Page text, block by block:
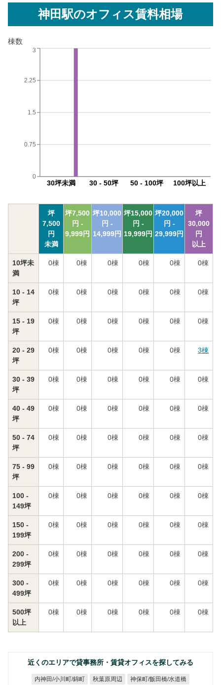
神田駅のオフィス賃料相場
棟数
30坪未満 30 - 50坪 50 - 100坪 100坪以上
0
0.75
1.5
2.25
3
坪
7,500
円
未満
坪7,500
円 -
9,999円
坪10,000
円 -
14,999円
坪15,000
円 -
19,999円
坪20,000
円 -
29,999円
坪
30,000
円
以上
10坪未
満
0棟 0棟 0棟 0棟 0棟 0棟
10 - 14
坪
0棟 0棟 0棟 0棟 0棟 0棟
15 - 19
坪
0棟 0棟 0棟 0棟 0棟 0棟
20 - 29
坪
0棟 0棟 0棟 0棟 0棟 3棟
30 - 39
坪
0棟 0棟 0棟 0棟 0棟 0棟
40 - 49
坪
0棟 0棟 0棟 0棟 0棟 0棟
50 - 74
坪
0棟 0棟 0棟 0棟 0棟 0棟
75 - 99
坪
0棟 0棟 0棟 0棟 0棟 0棟
100 -
149坪
0棟 0棟 0棟 0棟 0棟 0棟
150 -
199坪
0棟 0棟 0棟 0棟 0棟 0棟
200 -
299坪
0棟 0棟 0棟 0棟 0棟 0棟
300 -
499坪
0棟 0棟 0棟 0棟 0棟 0棟
500坪
以上
0棟 0棟 0棟 0棟 0棟 0棟
近くのエリアで貸事務所・賃貸オフィスを探してみる
内神田/小川町/錦町 秋葉原周辺 神保町/飯田橋/水道橋